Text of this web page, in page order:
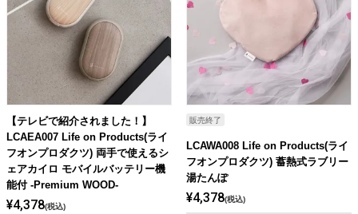
【テレビで紹介されました！】
LCAEA007 Life on Products(ライ
フオンプロダクツ) 両手で使えるシ
ェアカイロ モバイルバッテリー機
能付 -Premium WOOD-
¥4,378 税込
販売終了
LCAWA008 Life on Products(ライ
フオンプロダクツ) 蓄熱式ラブリー
湯たんぽ
¥4,378 税込